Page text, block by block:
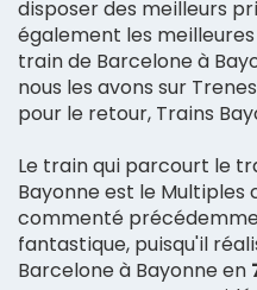
disposer des meilleurs
également les
train de Barcelone à
nous les avons sur
pour le retour, Trains
Le train qui parcourt le
Bayonne est le Multiples
commenté
fantastique, puisqu'il
Barcelone à Bayonne en